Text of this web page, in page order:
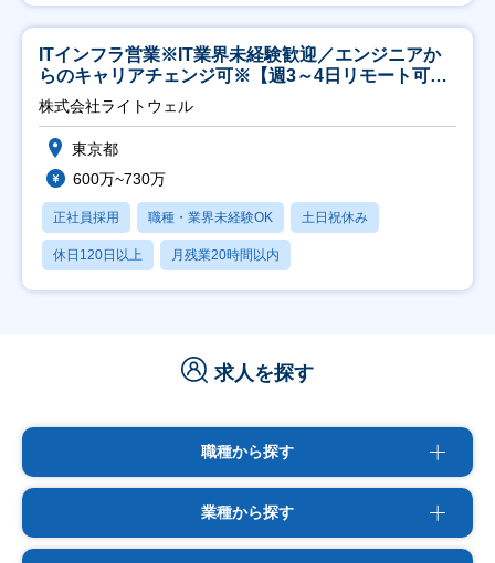
ITインフラ営業※IT業界未経験歓迎／エンジニアか
らのキャリアチェンジ可※【週3～4日リモート可
能】
株式会社ライトウェル
東京都
600万~730万
正社員採用 職種・業界未経験OK 土日祝休み
休日120日以上 月残業20時間以内
求人を探す
職種から探す
業種から探す